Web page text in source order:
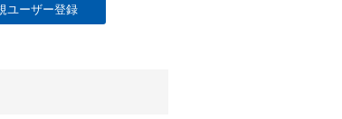
ユーザー登録